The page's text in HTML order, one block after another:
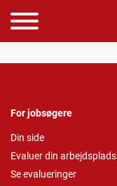
For jobsøgere
Din side
Evaluer din arbejdsplads
Se evalueringer